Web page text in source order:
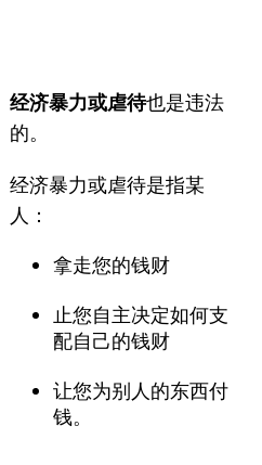
经济暴力或虐待也是违法
的。
经济暴力或虐待是指某
人：
拿走您的钱财
止您自主决定如何支
配自己的钱财
让您为别人的东西付
钱。